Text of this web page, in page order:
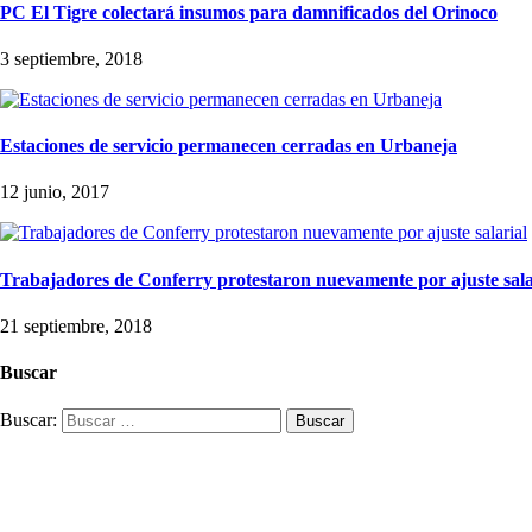
PC El Tigre colectará insumos para damnificados del Orinoco
3 septiembre, 2018
Estaciones de servicio permanecen cerradas en Urbaneja
12 junio, 2017
Trabajadores de Conferry protestaron nuevamente por ajuste
21 septiembre, 2018
Buscar
Buscar: